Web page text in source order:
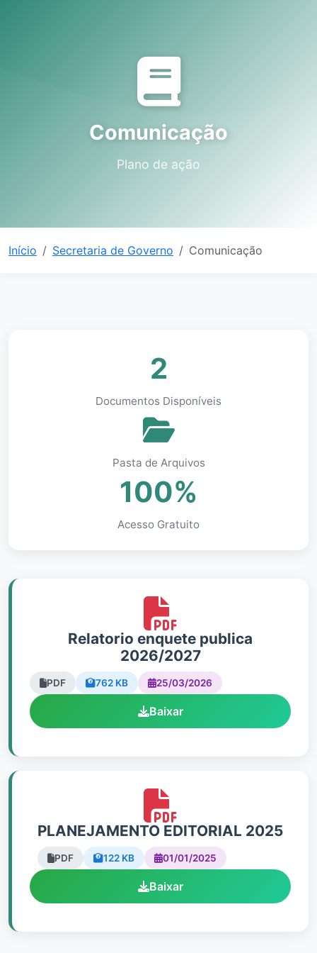
Comunicação
Plano de ação
Início Secretaria de Governo Comunicação
2
Documentos Disponíveis
Pasta de Arquivos
100%
Acesso Gratuito
Relatorio enquete publica
2026/2027
PDF 762 KB 25/03/2026
Baixar
PLANEJAMENTO EDITORIAL 2025
PDF 122 KB 01/01/2025
Baixar